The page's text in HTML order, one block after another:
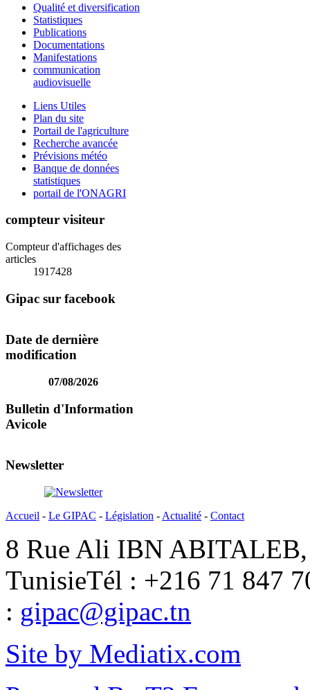
Qualité et diversification
Statistiques
Publications
Documentations
Manifestations
communication
audiovisuelle
Liens Utiles
Plan du site
Portail de l'agriculture
Recherche avancée
Prévisions météo
Banque de données
statistiques
portail de l'ONAGRI
compteur visiteur
Compteur d'affichages des
articles
1917428
Gipac sur facebook
Date de dernière
modification
07/08/2026
Bulletin d'Information
Avicole
Newsletter
Accueil - Le GIPAC - Législation - Actualité - Contact
8 Rue Ali IBN ABITALEB,
TunisieTél : +216 71 847
: gipac@gipac.tn
Site by Mediatix.com